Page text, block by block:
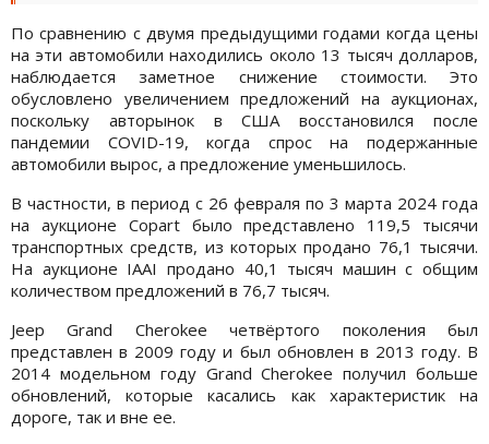
По сравнению с двумя предыдущими годами когда цены
на эти автомобили находились около 13 тысяч долларов,
наблюдается заметное снижение стоимости. Это
обусловлено увеличением предложений на аукционах,
поскольку авторынок в США восстановился после
пандемии COVID-19, когда спрос на подержанные
автомобили вырос, а предложение уменьшилось.
В частности, в период с 26 февраля по 3 марта 2024 года
на аукционе Copart было представлено 119,5 тысячи
транспортных средств, из которых продано 76,1 тысячи.
На аукционе IAAI продано 40,1 тысяч машин с общим
количеством предложений в 76,7 тысяч.
Jeep Grand Cherokee четвёртого поколения был
представлен в 2009 году и был обновлен в 2013 году. В
2014 модельном году Grand Cherokee получил больше
обновлений, которые касались как характеристик на
дороге, так и вне ее.